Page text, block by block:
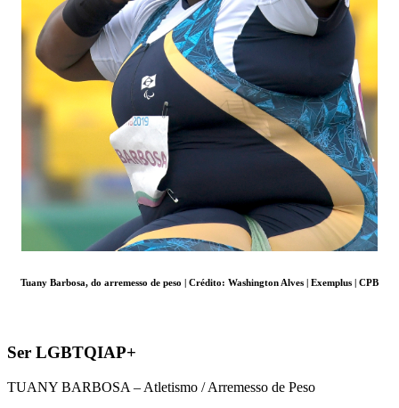
Tuany Barbosa, do arremesso de peso | Crédito: Washington Alves | Exemplus | CPB
Ser LGBTQIAP+
TUANY BARBOSA – Atletismo / Arremesso de Peso